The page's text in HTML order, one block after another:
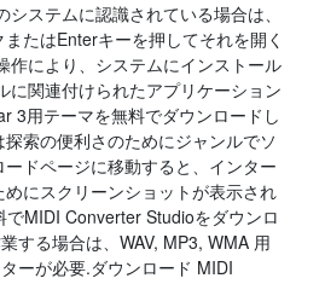
ステムに認識されている場合は、
たはEnterキーを押してそれを開く
作により、システムにインストール
に関連付けられたアプリケーション
3用テーマを無料でダウンロードし
索の便利さのためにジャンルでソ
ドページに移動すると、インター
にスクリーンショットが表示され
MIDI Converter Studioをダウンロ
する場合は、WAV, MP3, WMA 用
ーが必要.ダウンロード MIDI